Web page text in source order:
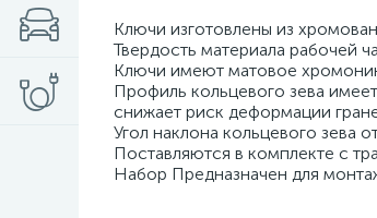
Ключи изготовлены из
Твердость материала рабочей
Ключи имеют матовое
Профиль кольцевого зева
снижает риск деформации
Угол наклона кольцевого зева
Поставляются в комплекте с
Набор Предназначен для